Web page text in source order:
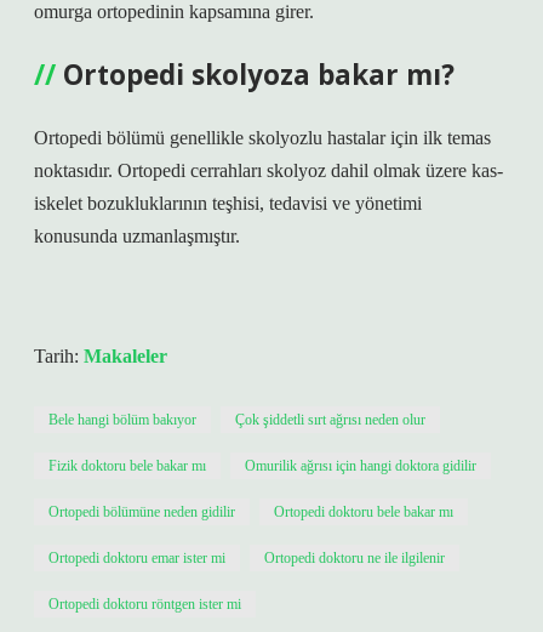
omurga ortopedinin kapsamına girer.
Ortopedi skolyoza bakar mı?
Ortopedi bölümü genellikle skolyozlu hastalar için ilk temas
noktasıdır. Ortopedi cerrahları skolyoz dahil olmak üzere kas-
iskelet bozukluklarının teşhisi, tedavisi ve yönetimi
konusunda uzmanlaşmıştır.
Tarih: Makaleler
Bele hangi bölüm bakıyor Çok şiddetli sırt ağrısı neden olur
Fizik doktoru bele bakar mı Omurilik ağrısı için hangi doktora gidilir
Ortopedi bölümüne neden gidilir Ortopedi doktoru bele bakar mı
Ortopedi doktoru emar ister mi Ortopedi doktoru ne ile ilgilenir
Ortopedi doktoru röntgen ister mi